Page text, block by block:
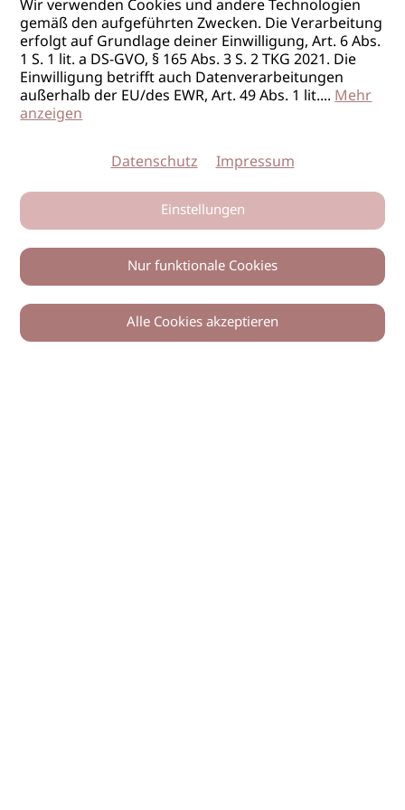
0
Wir verwenden Cookies und andere Technologien
gemäß den aufgeführten Zwecken. Die Verarbeitung
erfolgt auf Grundlage deiner Einwilligung, Art. 6 Abs.
1 S. 1 lit. a DS-GVO, § 165 Abs. 3 S. 2 TKG 2021. Die
Einwilligung betrifft auch Datenverarbeitungen
außerhalb der EU/des EWR, Art. 49 Abs. 1 lit....Mehr
anzeigen
Datenschutz Impressum
Einstellungen
Nur funktionale Cookies
Alle Cookies akzeptieren